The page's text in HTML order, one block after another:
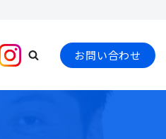
お問い合わせ